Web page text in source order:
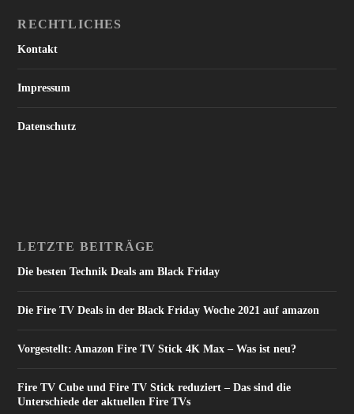
RECHTLICHES
Kontakt
Impressum
Datenschutz
LETZTE BEITRÄGE
Die besten Technik Deals am Black Friday
Die Fire TV Deals in der Black Friday Woche 2021 auf amazon
Vorgestellt: Amazon Fire TV Stick 4K Max – Was ist neu?
Fire TV Cube und Fire TV Stick reduziert – Das sind die
Unterschiede der aktuellen Fire TVs